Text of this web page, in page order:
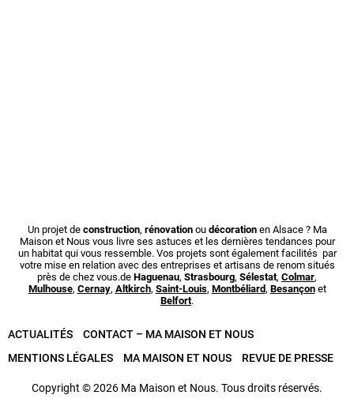
Un projet de construction, rénovationou décorationen Alsace ? Ma
Maison et Nous vous livre ses astuces et les dernières tendances pour
un habitat qui vous ressemble. Vos projets sont également facilités par
votre mise en relation avec des entreprises et artisans de renom situés
près de chez vous.de Haguenau, Strasbourg, Sélestat, Colmar,
Mulhouse, Cernay, Altkirch, Saint-Louis, Montbéliard, Besançonet
Belfort.
ACTUALITÉS
CONTACT – MA MAISON ET NOUS
MENTIONS LÉGALES
MA MAISON ET NOUS REVUE DE PRESSE
Copyright © 2026 Ma Maison et Nous. Tous droits réservés.